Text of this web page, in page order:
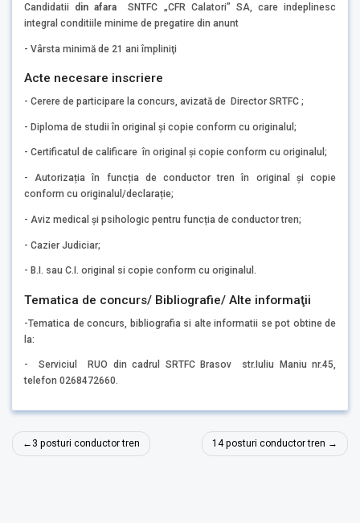
Candidatii din afara SNTFC „CFR Calatori” SA, care indeplinesc
integral conditiile minime de pregatire din anunt
- Vârsta minimă de 21 ani împliniţi
Acte necesare inscriere
- Cerere de participare la concurs, avizată de Director SRTFC ;
- Diploma de studii în original şi copie conform cu originalul;
- Certificatul de calificare în original şi copie conform cu originalul;
- Autorizația în funcția de conductor tren în original şi copie
conform cu originalul/declarație;
- Aviz medical și psihologic pentru funcția de conductor tren;
- Cazier Judiciar;
- B.I. sau C.I. original si copie conform cu originalul.
Tematica de concurs/ Bibliografie/ Alte informaţii
-Tematica de concurs, bibliografia si alte informatii se pot obtine de
la:
- Serviciul RUO din cadrul SRTFC Brasov str.Iuliu Maniu nr.45,
telefon 0268472660.
Navigare
în
3 posturi conductor tren 14 posturi conductor tren